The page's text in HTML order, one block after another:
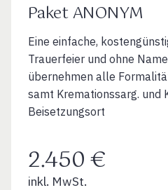
Paket ANONYM
Eine einfache,
Trauerfeier und ohne
übernehmen alle
samt Kremationssarg. und
Beisetzungsort
2.450 €
inkl. MwSt.